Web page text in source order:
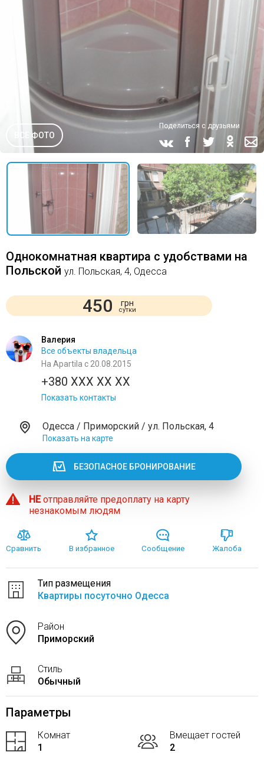
ВСЕ ФОТО
Поделиться с друзьями
Однокомнатная квартира с удобствами на
Польской ул. Польская, 4, Одесса
450 грн
сутки
Валерия
Все объекты владельца
На Apartila с 20.08.2015
+380 XXX XX XX
Показать контакты
Одесса / Приморский / ул. Польская, 4
Показать на карте
БЕЗОПАСНОЕ БРОНИРОВАНИЕ
НЕотправляйте предоплату на карту
незнакомым людям
Сравнить В избранное Сообщение Жалоба
Тип размещения
Квартиры посуточно Одесса
Район
Приморский
Стиль
Обычный
Параметры
Комнат
1
Вмещает гостей
2